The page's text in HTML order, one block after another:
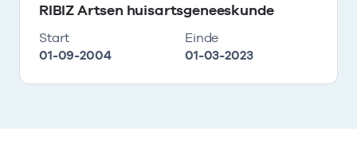
RIBIZ Artsen huisartsgeneeskunde
Start
01-09-2004
Einde
01-03-2023